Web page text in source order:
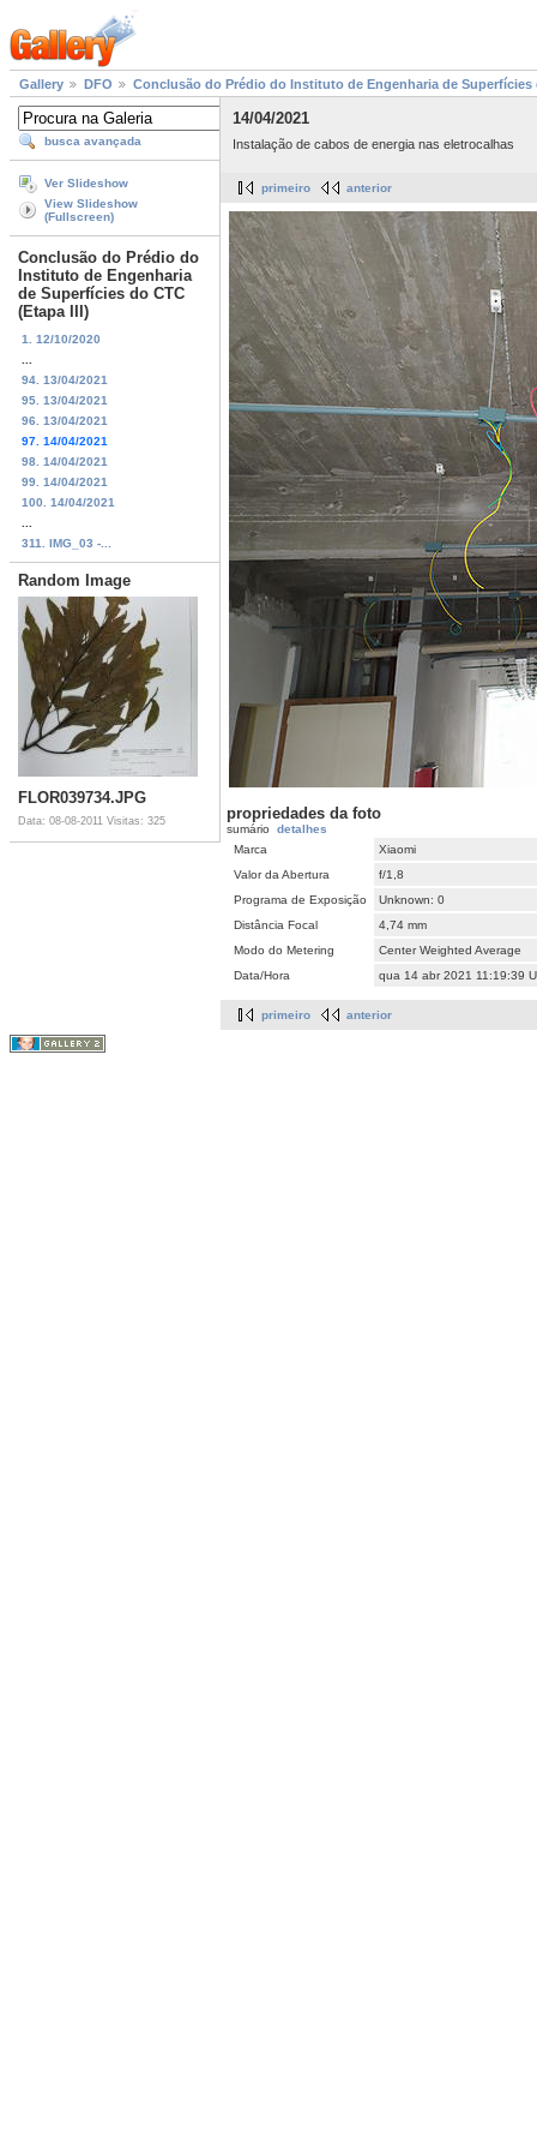
Gallery DFO Conclusão do Prédio do Instituto de Engenharia de Superfícies
busca avançada
Ver Slideshow
View Slideshow
(Fullscreen)
Conclusão do Prédio do
Instituto de Engenharia
de Superfícies do CTC
(Etapa III)
1. 12/10/2020
94. 13/04/2021
95. 13/04/2021
96. 13/04/2021
97. 14/04/2021
98. 14/04/2021
99. 14/04/2021
100. 14/04/2021
311. IMG_03 -...
Random Image
FLOR039734.JPG
Data: 08-08-2011 Visitas: 325
14/04/2021
Instalação de cabos de energia nas eletrocalhas
primeiro anterior
propriedades da foto
sumário detalhes
Marca
Xiaomi
Valor da Abertura
f/1,8
Programa de Exposição
Unknown: 0
Distância Focal
4,74 mm
Modo do Metering
Center Weighted Average
Data/Hora
qua 14 abr 2021 11:19:39
primeiro anterior